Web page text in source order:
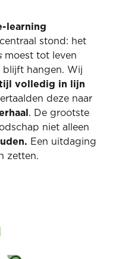
learning
stond: het
moest tot leven
blijft hangen. Wij
volledig in lijn
deze naar
. De grootste
niet alleen
Een uitdaging
zetten.